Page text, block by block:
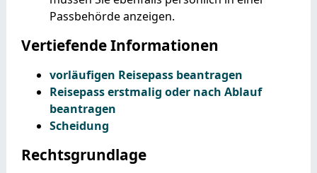
Passbehörde anzeigen.
Vertiefende Informationen
vorläufigen Reisepass beantragen
Reisepass erstmalig oder nach Ablauf
beantragen
Scheidung
Rechtsgrundlage